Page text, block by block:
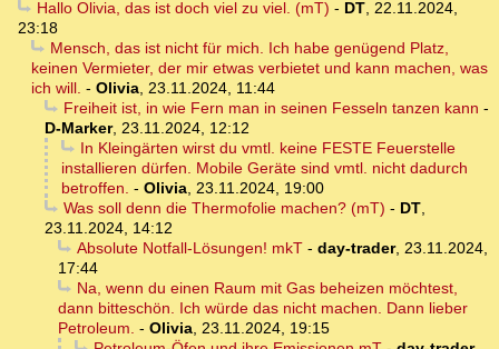
Hallo Olivia, das ist doch viel zu viel. (mT) - DT, 22.11.2024,
23:18
Mensch, das ist nicht für mich. Ich habe genügend Platz,
keinen Vermieter, der mir etwas verbietet und kann machen, was
ich will. - Olivia, 23.11.2024, 11:44
Freiheit ist, in wie Fern man in seinen Fesseln tanzen kann -
D-Marker, 23.11.2024, 12:12
In Kleingärten wirst du vmtl. keine FESTE Feuerstelle
installieren dürfen. Mobile Geräte sind vmtl. nicht dadurch
betroffen. - Olivia, 23.11.2024, 19:00
Was soll denn die Thermofolie machen? (mT) - DT,
23.11.2024, 14:12
Absolute Notfall-Lösungen! mkT- day-trader, 23.11.2024,
17:44
Na, wenn du einen Raum mit Gas beheizen möchtest,
dann bitteschön. Ich würde das nicht machen. Dann lieber
Petroleum. - Olivia, 23.11.2024, 19:15